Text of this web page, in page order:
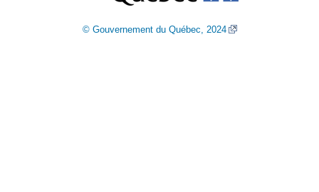
© Gouvernement du Québec, 2024